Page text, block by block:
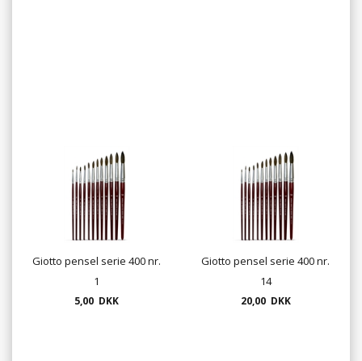
Giotto pensel serie 400 nr.
1
5,00 DKK
Giotto pensel serie 400 nr.
14
20,00 DKK